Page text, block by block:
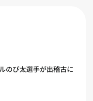
のび太選手が出稽古に